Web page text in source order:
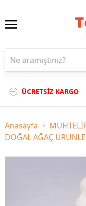
ÜCRETSİZ KARGO
Anasayfa
DOĞAL AĞAÇ